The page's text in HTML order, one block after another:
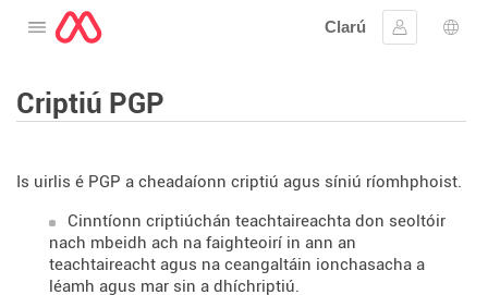
Oscail an roghchlár
Clarú
Sínigh
Criptiú PGP
Is uirlis é PGP a cheadaíonn criptiú agus síniú ríomhphoist.
Cinntíonn criptiúchán teachtaireachta don seoltóir
nach mbeidh ach na faighteoirí in ann an
teachtaireacht agus na ceangaltáin ionchasacha a
léamh agus mar sin a dhíchriptiú.